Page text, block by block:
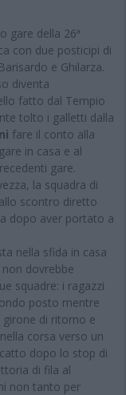
gare della 26ª
con due posticipi di
e Ghilarza.
diventa
fatto dal Tempio
tolto i galletti dalla
fare il conto alla
in casa e al
gare.
la squadra di
scontro diretto
dopo aver portato a
nella sfida in casa
dovrebbe
squadre: i ragazzi
posto mentre
girone di ritorno e
corsa verso un
dopo lo stop di
di fila al
non tanto per